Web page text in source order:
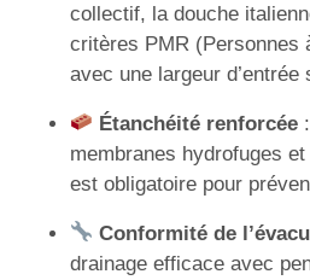
collectif, la douche
critères PMR (Personnes
avec une largeur d’entrée
Étanchéité renforcée
membranes hydrofuges
est obligatoire pour
Conformité de
drainage efficace avec